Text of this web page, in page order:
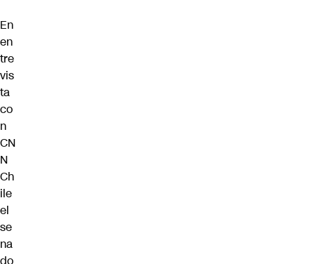
En
en
tre
vis
ta
co
n
CN
N
Ch
ile
el
se
na
do